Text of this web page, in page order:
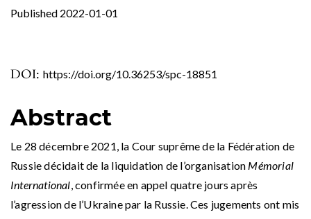
DOI: https://doi.org/10.36253/spc-18851
Published 2022-01-01
Abstract
Le 28 décembre 2021, la Cour suprême de la Fédération de
Russie décidait de la liquidation de l’organisation Mémorial
International , confirmée en appel quatre jours après
l’agression de l’Ukraine par la Russie. Ces jugements ont mis